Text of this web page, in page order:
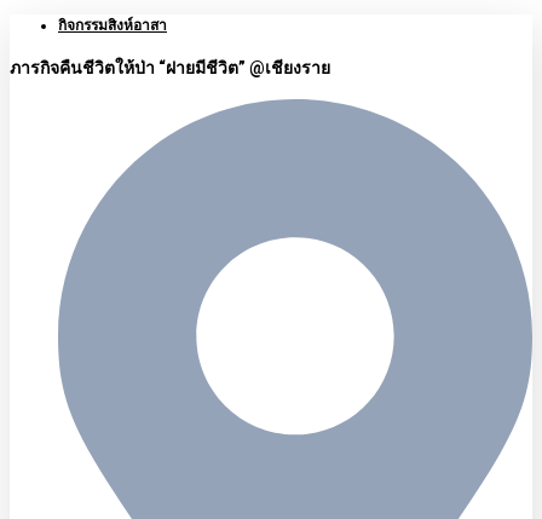
กิจกรรมสิงห์อาสา
ภารกิจคืนชีวิตให้ป่า “ฝายมีชีวิต” @เชียงราย